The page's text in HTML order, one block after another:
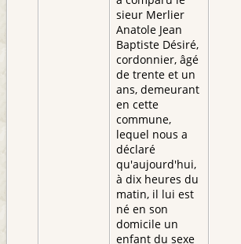
sieur Merlier
Anatole Jean
Baptiste Désiré,
cordonnier, âgé
de trente et un
ans, demeurant
en cette
commune,
lequel nous a
déclaré
qu'aujourd'hui,
à dix heures du
matin, il lui est
né en son
domicile un
enfant du sexe